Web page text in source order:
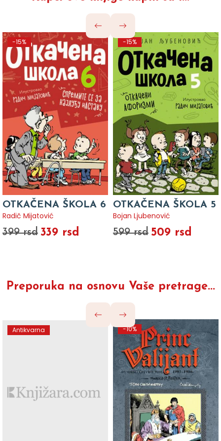
-15%
OTKAČENA ŠKOLA 6
Radič Mijatović
399 rsd 339 rsd
-15%
OTKAČENA ŠKOLA 5
Bojan Ljubenović
599 rsd 509 rsd
Preporuka na osnovu Vaše pretrage...
Antikvarna -10%